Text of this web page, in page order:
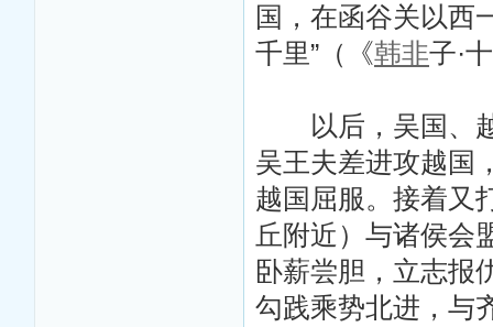
国，在函谷关以西
千里”（《韩非子·
以后，吴国、越
吴王夫差进攻越国
越国屈服。接着又
丘附近）与诸侯会
卧薪尝胆，立志报
勾践乘势北进，与